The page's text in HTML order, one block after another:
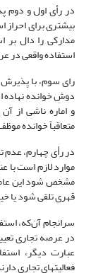
در رأی اول و دوم
بیشتری برای
مدارکی را دال
استفاده واقعی در
رای سوم، با پذیرش
دوشِ خوانده نهاده
و اماره ناشی از
متعاقباً خوانده
در رأی چهارم،
موارد لازم است با
مشخص شود این
قهری تلقی شود یا
سرانجام آن‌که،
در عرصه تجاری
عبارت دیگر،
فعالیتهای تجاری